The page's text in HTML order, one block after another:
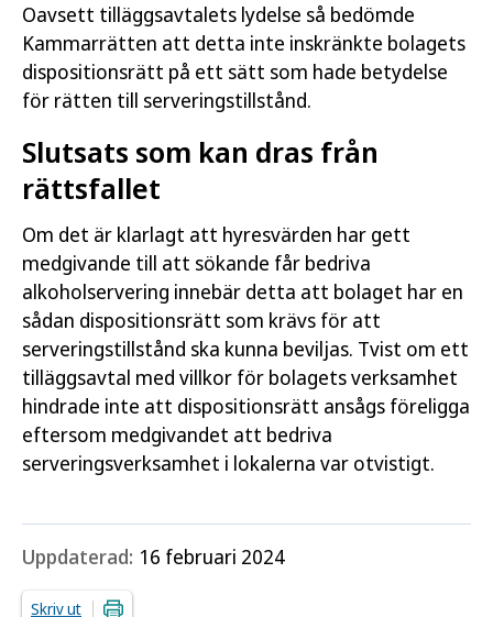
Oavsett tilläggsavtalets lydelse så bedömde
Kammarrätten att detta inte inskränkte bolagets
dispositionsrätt på ett sätt som hade betydelse
för rätten till serveringstillstånd.
Slutsats som kan dras från
rättsfallet
Om det är klarlagt att hyresvärden har gett
medgivande till att sökande får bedriva
alkoholservering innebär detta att bolaget har en
sådan dispositionsrätt som krävs för att
serveringstillstånd ska kunna beviljas. Tvist om ett
tilläggsavtal med villkor för bolagets verksamhet
hindrade inte att dispositionsrätt ansågs föreligga
eftersom medgivandet att bedriva
serveringsverksamhet i lokalerna var otvistigt.
Uppdaterad: 16 februari 2024
Skriv ut